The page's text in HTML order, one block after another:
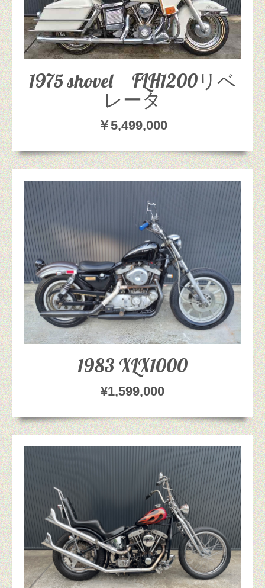
CONTACT & ACCESS
ABOUT US
1975 shovel FLH1200リベ
レータ
￥5,499,000
1983 XLX1000
¥1,599,000